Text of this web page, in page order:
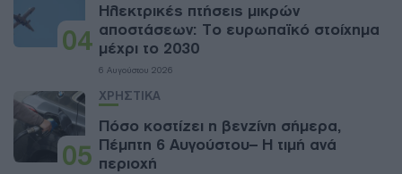
04
Ηλεκτρικές πτήσεις μικρών
αποστάσεων: Το ευρωπαϊκό στοίχημα
μέχρι το 2030
6 Αυγούστου 2026
05
ΧΡΗΣΤΙΚΑ
Πόσο κοστίζει η βενζίνη σήμερα,
Πέμπτη 6 Αυγούστου– Η τιμή ανά
περιοχή